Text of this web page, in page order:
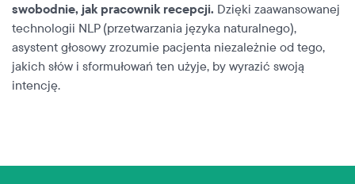
swobodnie, jak pracownik recepcji. Dzięki zaawansowanej
technologii NLP (przetwarzania języka naturalnego),
asystent głosowy zrozumie pacjenta niezależnie od tego,
jakich słów i sformułowań ten użyje, by wyrazić swoją
intencję.